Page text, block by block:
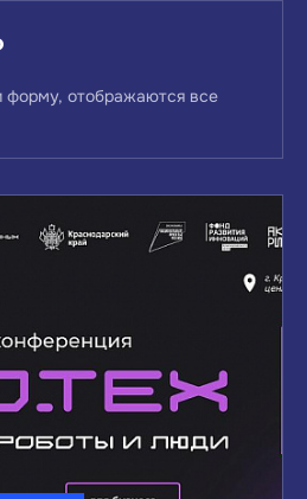
форму, отображаются все
ВАС ТЕМЫ